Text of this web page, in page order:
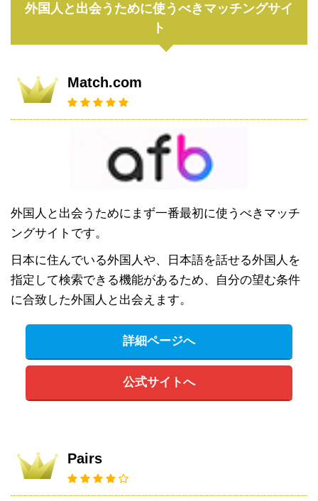
外国人と出会うために使うべきマッチングサイ
ト
Match.com
外国人と出会うためにまず一番最初に使うべきマッチ
ングサイトです。
日本に住んでいる外国人や、日本語を話せる外国人を
指定して検索できる機能があるため、自分の望む条件
に合致した外国人と出会えます。
詳細ページへ
公式サイトへ
Pairs